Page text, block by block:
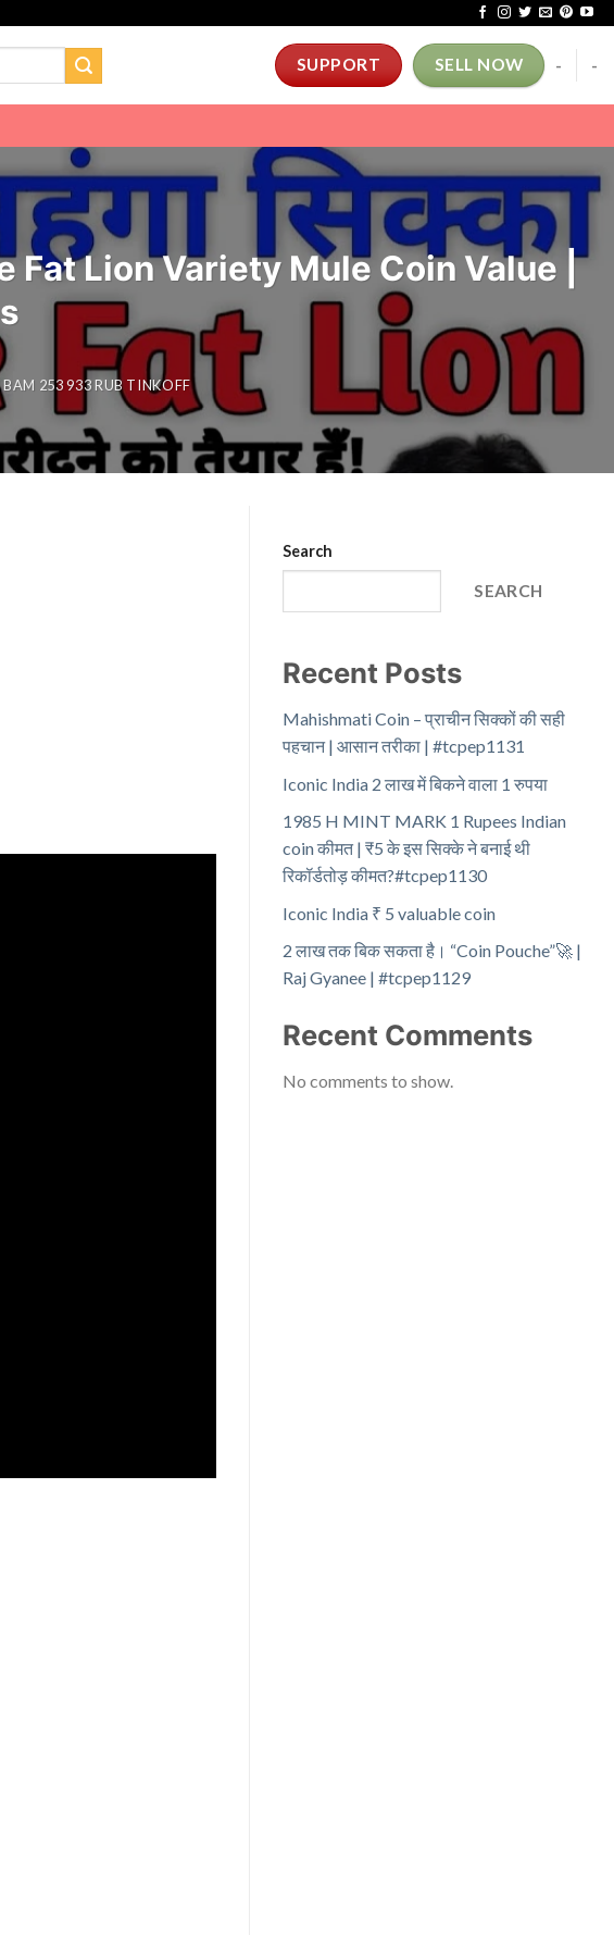
SUPPORT SELL NOW - -
Fat Lion Variety Mule Coin Value |
253 933 RUB TINKOFF
Search
SEARCH
Recent Posts
Mahishmati Coin – प्राचीन सिक्कों की सही
पहचान | आसान तरीका | #tcpep1131
Iconic India 2 लाख में बिकने वाला 1 रुपया
1985 H MINT MARK 1 Rupees Indian
coin कीमत | ₹5 के इस सिक्के ने बनाई थी
रिकॉर्डतोड़ कीमत?#tcpep1130
Iconic India ₹ 5 valuable coin
2 लाख तक बिक सकता है। “Coin Pouche”🚀 |
Raj Gyanee | #tcpep1129
Recent Comments
No comments to show.